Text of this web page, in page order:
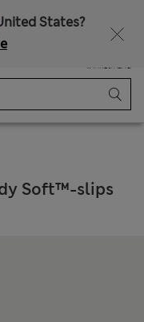
States?
Winkelmand
Soft™-slips